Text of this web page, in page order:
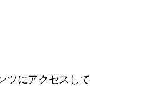
ツにアクセスして